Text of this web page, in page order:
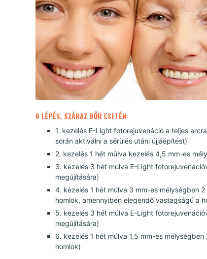
6 LÉPÉS, SZÁRAZ BŐR ESETÉN:
1. kezelés E-Light fotorejuvenáció a teljes
során aktiválni a sérülés utáni újjáépítést)
2. kezelés 1 hét múlva kezelés 4,5 mm-es
3. kezelés 3 hét múlva E-Light
megújítására)
4. kezelés 1 hét múlva 3 mm-es mélységben
homlok, amennyiben elegendő vastagságú a
5. kezelés 3 hét múlva E-Light
megújítására)
6. kezelés 1 hét múlva 1,5 mm-es
homlok)